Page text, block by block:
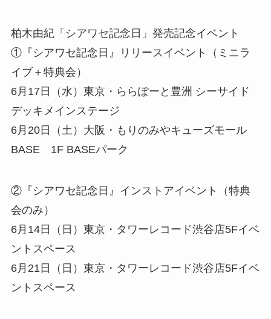
柏木由紀「シアワセ記念日」発売記念イベント
①『シアワセ記念日』リリースイベント（ミニラ
イブ＋特典会）
6月17日（水）東京・ららぽーと豊洲 シーサイド
デッキメインステージ
6月20日（土）大阪・もりのみやキューズモール
BASE 1F BASEパーク
②『シアワセ記念日』インストアイベント（特典
会のみ）
6月14日（日）東京・タワーレコード渋谷店5Fイベ
ントスペース
6月21日（日）東京・タワーレコード渋谷店5Fイベ
ントスペース